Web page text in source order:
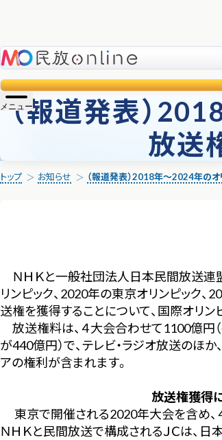
メニュー
（報道発表）
放送
トップ お知らせ （報道発表）2018年～2024年の
ＮＨＫと一般社団法人日本民間放送連盟
リンピック、2020年の東京オリンピック
送権を獲得することについて、国際オリン
放送権料は、４大会合わせて1100億円
が440億円）で、テレビ・ラジオ放送のほ
アの権利が含まれます。
放送権獲得
東京で開催される2020年大会を含め、
ＮＨＫと民間放送で構成されるＪＣは、